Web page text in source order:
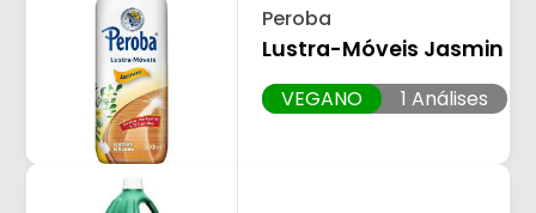
Peroba
Lustra-Móveis Jasmin
VEGANO 1 Análises